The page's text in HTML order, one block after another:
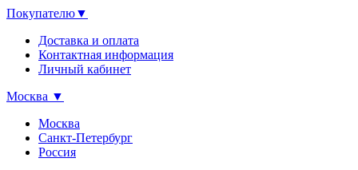
Покупателю▼
Доставка и оплата
Контактная информация
Личный кабинет
Москва ▼
Москва
Санкт-Петербург
Россия